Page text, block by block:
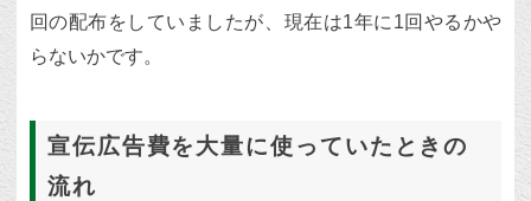
回の配布をしていましたが、現在は1年に1回やるかや
らないかです。
宣伝広告費を大量に使っていたときの
流れ